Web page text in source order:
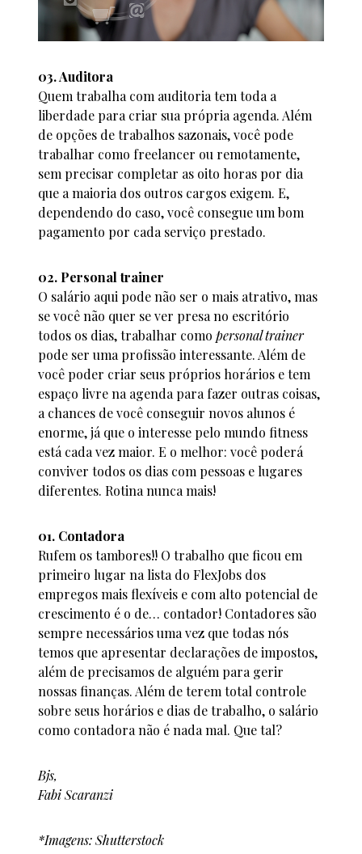
03. Auditora
Quem trabalha com auditoria tem toda a
liberdade para criar sua própria agenda. Além
de opções de trabalhos sazonais, você pode
trabalhar como freelancer ou remotamente,
sem precisar completar as oito horas por dia
que a maioria dos outros cargos exigem. E,
dependendo do caso, você consegue um bom
pagamento por cada serviço prestado.
02. Personal trainer
O salário aqui pode não ser o mais atrativo, mas
se você não quer se ver presa no escritório
todos os dias, trabalhar comopersonal trainer
pode ser uma profissão interessante. Além de
você poder criar seus próprios horários e tem
espaço livre na agenda para fazer outras coisas,
a chances de você conseguir novos alunos é
enorme, já que o interesse pelo mundo fitness
está cada vez maior. E o melhor: você poderá
conviver todos os dias com pessoas e lugares
diferentes. Rotina nunca mais!
01. Contadora
Rufem os tambores!! O trabalho que ficou em
primeiro lugar na lista do FlexJobs dos
empregos mais flexíveis e com alto potencial de
crescimento é o de… contador! Contadores são
sempre necessários uma vez que todas nós
temos que apresentar declarações de impostos,
além de precisamos de alguém para gerir
nossas finanças. Além de terem total controle
sobre seus horários e dias de trabalho, o salário
como contadora não é nada mal. Que tal?
Bjs,
Fabi Scaranzi
*Imagens: Shutterstock